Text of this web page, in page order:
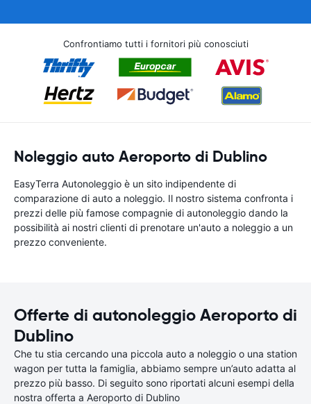
Confrontiamo tutti i fornitori più conosciuti
Noleggio auto Aeroporto di Dublino
EasyTerra Autonoleggio è un sito indipendente di
comparazione di auto a noleggio. Il nostro sistema confronta i
prezzi delle più famose compagnie di autonoleggio dando la
possibilità ai nostri clienti di prenotare un'auto a noleggio a un
prezzo conveniente.
Offerte di autonoleggio Aeroporto di
Dublino
Che tu stia cercando una piccola auto a noleggio o una station
wagon per tutta la famiglia, abbiamo sempre un’auto adatta al
prezzo più basso. Di seguito sono riportati alcuni esempi della
nostra offerta a Aeroporto di Dublino